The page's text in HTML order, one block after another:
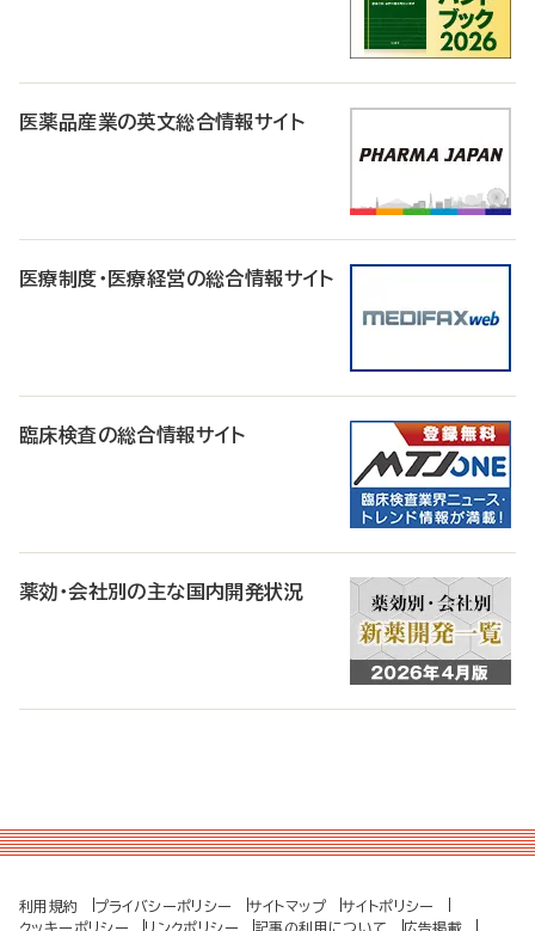
医薬品産業の英文総合情報サイト
医療制度・医療経営の総合情報サイト
臨床検査の総合情報サイト
薬効・会社別の主な国内開発状況
利用規約 プライバシーポリシー サイトマップ
サイトポリシー
クッキーポリシー
リンクポリシー 記事の利用について 広告掲載